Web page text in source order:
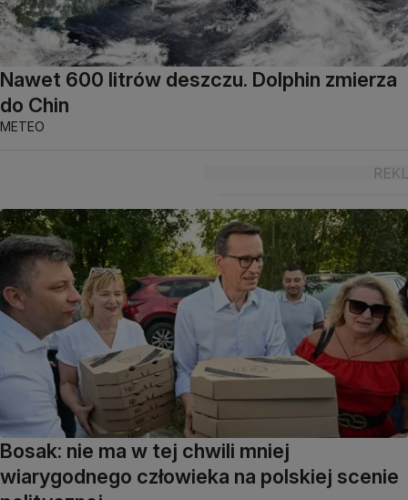
Nawet 600 litrów deszczu. Dolphin zmierza
do Chin
METEO
Bosak: nie ma w tej chwili mniej
wiarygodnego człowieka na polskiej scenie